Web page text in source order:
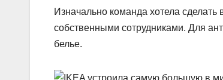
Изначально команда хотела
собственными сотрудниками. Для
белье.